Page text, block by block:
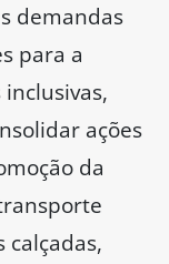
demandas
para a
ações
da
calçadas,